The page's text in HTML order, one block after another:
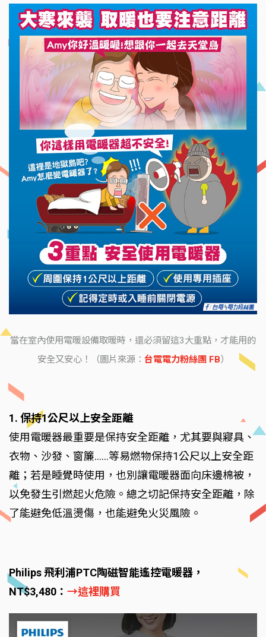
當在室內使用電暖設備取暖時，還必須留這3大重點，才能用的
安全又安心！（圖片來源： 台電電力粉絲團 FB）
1. 保持1公尺以上安全距離
使用電暖器最重要是保持安全距離，尤其要與寢具、
衣物、沙發、窗簾……等易燃物保持1公尺以上安全距
離；若是睡覺時使用，也別讓電暖器面向床邊棉被，
以免發生引燃起火危險。總之切記保持安全距離，除
了能避免低溫燙傷，也能避免火災風險。
Philips 飛利浦PTC陶磁智能遙控電暖器，
NT$3,480： →這裡購買